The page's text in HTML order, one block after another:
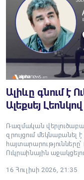
Ալիևը գնում է
Ալեքսեյ Լեոնկով
Ռազմական
զրույցում
Ուկրաինային
16 Հուլիսի 2026, 21:35